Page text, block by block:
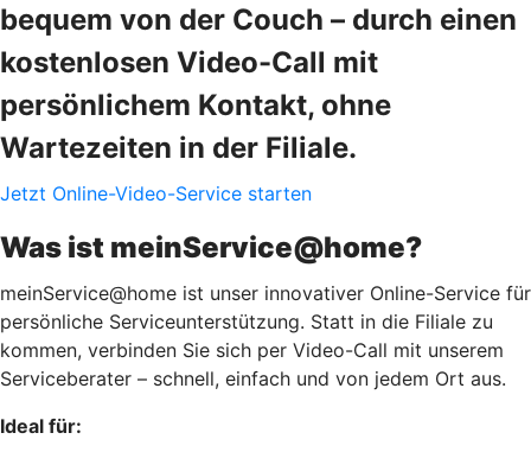
bequem von der Couch – durch einen
kostenlosen Video-Call mit
persönlichem Kontakt, ohne
Wartezeiten in der Filiale.
Jetzt Online-Video-Service starten
Was ist meinService@home?
meinService@home ist unser innovativer Online-Service für
persönliche Serviceunterstützung. Statt in die Filiale zu
kommen, verbinden Sie sich per Video-Call mit unserem
Serviceberater – schnell, einfach und von jedem Ort aus.
Ideal für: